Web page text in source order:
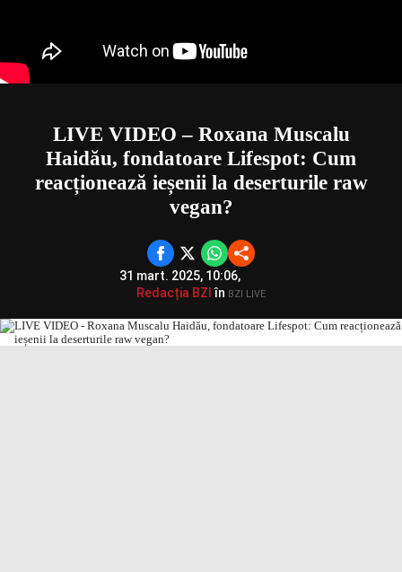
LIVE VIDEO – Roxana Muscalu
Haidău, fondatoare Lifespot: Cum
reacționează ieșenii la deserturile raw
vegan?
31 mart. 2025, 10:06,
Redacția BZI în BZI LIVE